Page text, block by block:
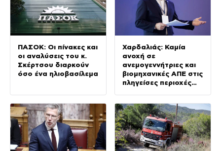
ΠΑΣΟΚ: Οι πίνακες και
οι αναλύσεις του κ.
Σκέρτσου διαρκούν
όσο ένα ηλιοβασίλεμα
Χαρδαλιάς: Καμία
ανοχή σε
ανεμογεννήτριες και
βιομηχανικές ΑΠΕ στις
πληγείσες περιοχές